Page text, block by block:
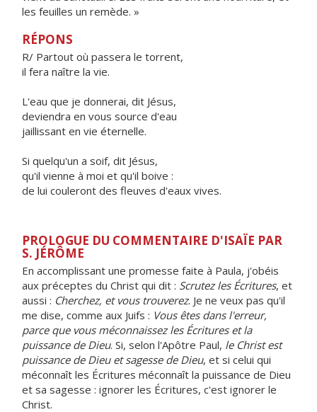
les feuilles un remède. »
RÉPONS
R/ Partout où passera le torrent,
il fera naître la vie.
L'eau que je donnerai, dit Jésus,
deviendra en vous source d'eau
jaillissant en vie éternelle.
Si quelqu'un a soif, dit Jésus,
qu'il vienne à moi et qu'il boive :
de lui couleront des fleuves d'eaux vives.
PROLOGUE DU COMMENTAIRE D'ISAÏE PAR
S. JÉRÔME
En accomplissant une promesse faite à Paula, j'obéis
aux préceptes du Christ qui dit : Scrutez les Écritures, et
aussi : Cherchez, et vous trouverez. Je ne veux pas qu'il
me dise, comme aux Juifs : Vous êtes dans l'erreur,
parce que vous méconnaissez les Écritures et la
puissance de Dieu. Si, selon l'Apôtre Paul, le Christ est
puissance de Dieu et sagesse de Dieu, et si celui qui
méconnaît les Écritures méconnaît la puissance de Dieu
et sa sagesse : ignorer les Écritures, c'est ignorer le
Christ.